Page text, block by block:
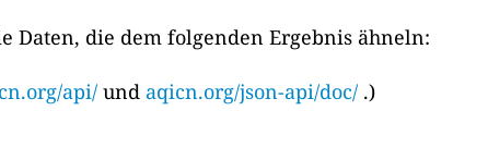
Daten, die dem folgenden Ergebnis ähneln:
api/ und aqicn.org/json-api/doc/ .)